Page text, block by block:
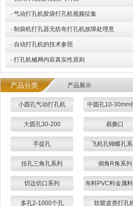
· 气动打孔机胶袋打孔机视频征集
· 制袋机打孔器无纺布打孔机故障处理意
· 自动打孔机的技术参照
· 打孔机械网内容真实性原则
产品分类 产品展示
小圆孔气动打孔机 中圆孔10-30mm
大圆孔30-200 易撕口
手提孔 飞机孔蝴蝶孔系
挂孔三角孔系列 倒角R角系列
切边切口系列 布料PVC料金属
多孔2-1000个孔 软胶皮类打孔